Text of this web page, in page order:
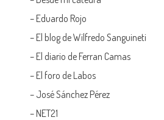
– Eduardo Rojo
– El blog de Wilfredo Sanguineti
– El diario de Ferran Camas
– El foro de Labos
– José Sánchez Pérez
– NET21